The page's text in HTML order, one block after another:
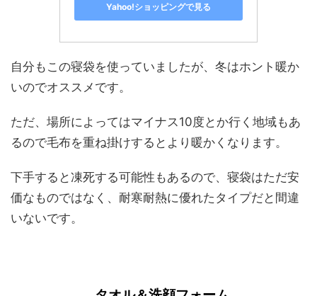
Yahoo!ショッピングで見る
自分もこの寝袋を使っていましたが、冬はホント暖か
いのでオススメです。
ただ、場所によってはマイナス10度とか行く地域もあ
るので毛布を重ね掛けするとより暖かくなります。
下手すると凍死する可能性もあるので、寝袋はただ安
価なものではなく、耐寒耐熱に優れたタイプだと間違
いないです。